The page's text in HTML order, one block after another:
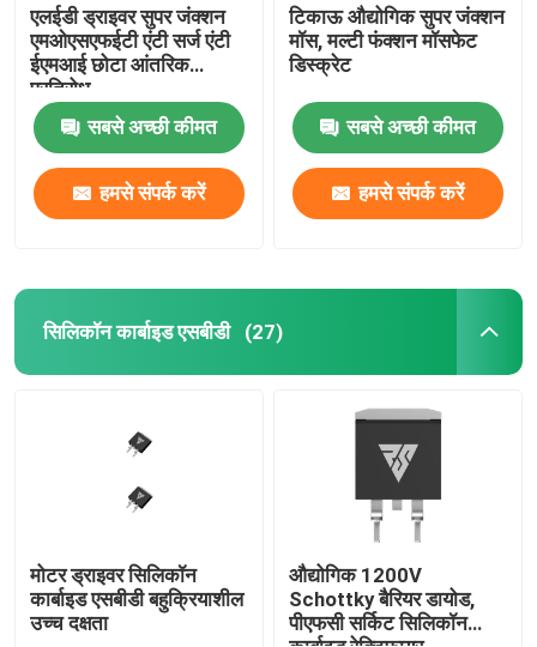
एलईडी ड्राइवर सुपर जंक्शन
एमओएसएफईटी एंटी सर्ज एंटी
ईएमआई छोटा आंतरिक
प्रतिरोध
सबसे अच्छी कीमत
हमसे संपर्क करें
टिकाऊ औद्योगिक सुपर जंक्शन
मॉस, मल्टी फंक्शन मॉसफेट
डिस्क्रेट
सबसे अच्छी कीमत
हमसे संपर्क करें
सिलिकॉन कार्बाइड एसबीडी (27)
मोटर ड्राइवर सिलिकॉन
कार्बाइड एसबीडी बहुक्रियाशील
उच्च दक्षता
औद्योगिक 1200V
Schottky बैरियर डायोड,
पीएफसी सर्किट सिलिकॉन